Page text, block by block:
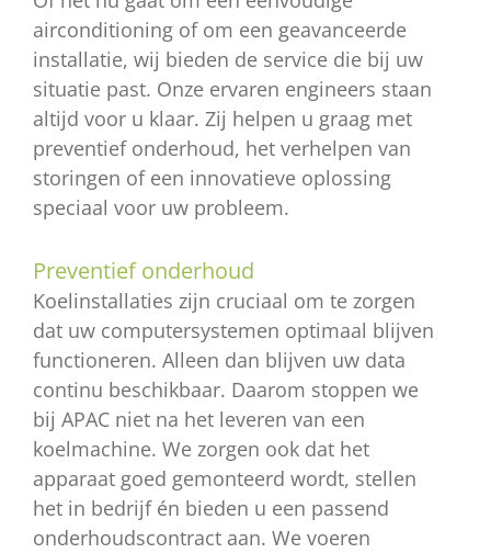
airconditioning of om een geavanceerde
installatie, wij bieden de service die bij uw
situatie past. Onze ervaren engineers staan
altijd voor u klaar. Zij helpen u graag met
preventief onderhoud, het verhelpen van
storingen of een innovatieve oplossing
speciaal voor uw probleem.
Preventief onderhoud
Koelinstallaties zijn cruciaal om te zorgen
dat uw computersystemen optimaal blijven
functioneren. Alleen dan blijven uw data
continu beschikbaar. Daarom stoppen we
bij APAC niet na het leveren van een
koelmachine. We zorgen ook dat het
apparaat goed gemonteerd wordt, stellen
het in bedrijf én bieden u een passend
onderhoudscontract aan. We voeren